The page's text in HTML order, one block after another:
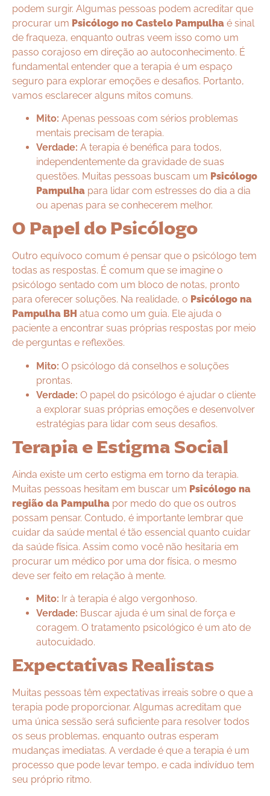
podem surgir. Algumas pessoas podem acreditar que
procurar um Psicólogo no Castelo Pampulha é sinal
de fraqueza, enquanto outras veem isso como um
passo corajoso em direção ao autoconhecimento. É
fundamental entender que a terapia é um espaço
seguro para explorar emoções e desafios. Portanto,
vamos esclarecer alguns mitos comuns.
Mito: Apenas pessoas com sérios problemas
mentais precisam de terapia.
Verdade: A terapia é benéfica para todos,
independentemente da gravidade de suas
questões. Muitas pessoas buscam um Psicólogo
Pampulha para lidar com estresses do dia a dia
ou apenas para se conhecerem melhor.
O Papel do Psicólogo
Outro equívoco comum é pensar que o psicólogo tem
todas as respostas. É comum que se imagine o
psicólogo sentado com um bloco de notas, pronto
para oferecer soluções. Na realidade, o Psicólogo na
Pampulha BH atua como um guia. Ele ajuda o
paciente a encontrar suas próprias respostas por meio
de perguntas e reflexões.
Mito: O psicólogo dá conselhos e soluções
prontas.
Verdade: O papel do psicólogo é ajudar o cliente
a explorar suas próprias emoções e desenvolver
estratégias para lidar com seus desafios.
Terapia e Estigma Social
Ainda existe um certo estigma em torno da terapia.
Muitas pessoas hesitam em buscar um Psicólogo na
região da Pampulha por medo do que os outros
possam pensar. Contudo, é importante lembrar que
cuidar da saúde mental é tão essencial quanto cuidar
da saúde física. Assim como você não hesitaria em
procurar um médico por uma dor física, o mesmo
deve ser feito em relação à mente.
Mito: Ir à terapia é algo vergonhoso.
Verdade: Buscar ajuda é um sinal de força e
coragem. O tratamento psicológico é um ato de
autocuidado.
Expectativas Realistas
Muitas pessoas têm expectativas irreais sobre o que a
terapia pode proporcionar. Algumas acreditam que
uma única sessão será suficiente para resolver todos
os seus problemas, enquanto outras esperam
mudanças imediatas. A verdade é que a terapia é um
processo que pode levar tempo, e cada indivíduo tem
seu próprio ritmo.